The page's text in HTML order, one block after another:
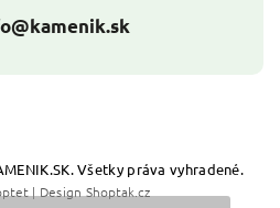
. Všetky práva vyhradené.
| Design Shoptak.cz